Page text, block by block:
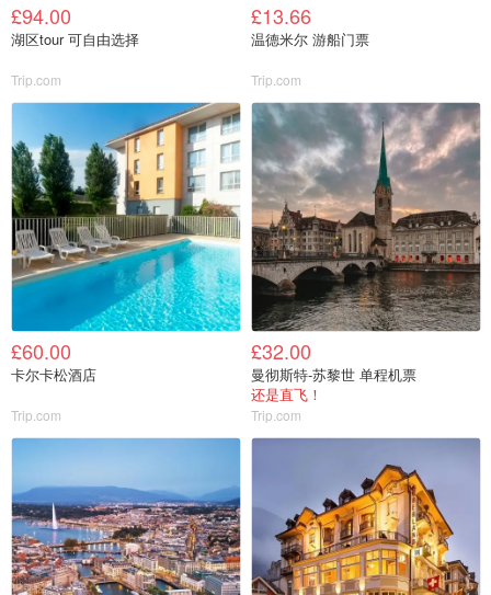
£94.00
湖区tour 可自由选择
Trip.com
£13.66
温德米尔 游船门票
Trip.com
£60.00
卡尔卡松酒店
Trip.com
£32.00
曼彻斯特-苏黎世 单程机票
还是直飞！
Trip.com